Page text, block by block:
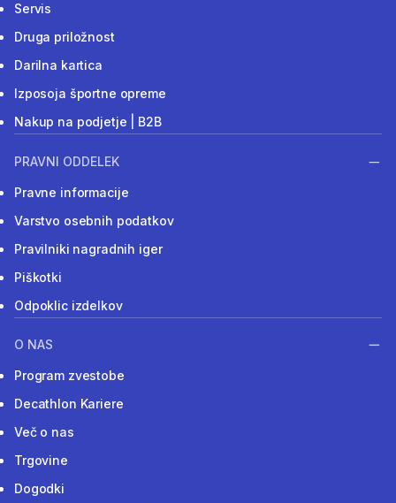
Servis
Druga priložnost
Darilna kartica
Izposoja športne opreme
Nakup na podjetje | B2B
PRAVNI ODDELEK
Pravne informacije
Varstvo osebnih podatkov
Pravilniki nagradnih iger
Piškotki
Odpoklic izdelkov
O NAS
Program zvestobe
Decathlon Kariere
Več o nas
Trgovine
Dogodki